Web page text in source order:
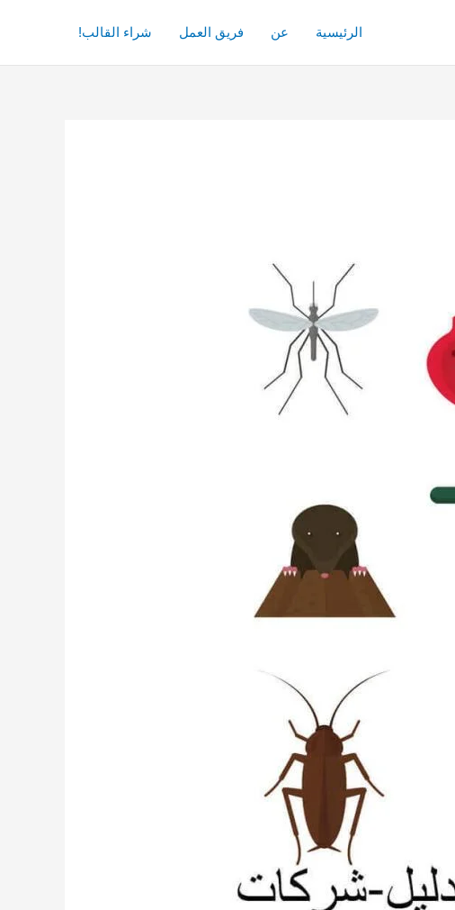
الرئيسية عن فريق العمل شراء القالب!